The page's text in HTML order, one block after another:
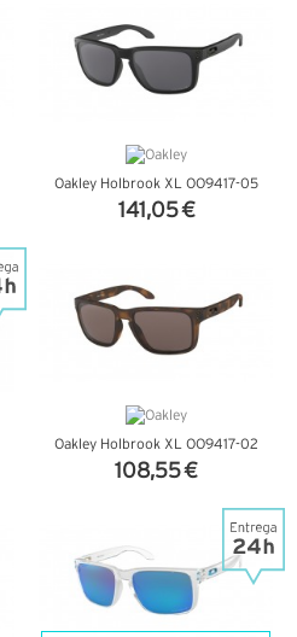
Oakley Holbrook XL OO9417-05
141,05 €
Oakley Holbrook XL OO9417-02
108,55 €